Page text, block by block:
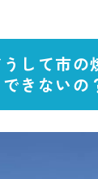
して市の
きないの